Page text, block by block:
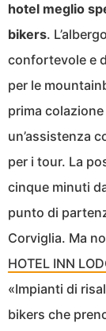
hotel meglio
bikers.
confortevole e
per le
prima
un’assistenza
per i tour. La
cinque minuti
punto di
Corviglia. Ma
HOTEL INN
«Impianti di
bikers che